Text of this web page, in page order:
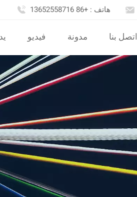
هاتف : +86 13652558716
فيديو مدونة اتصل بنا